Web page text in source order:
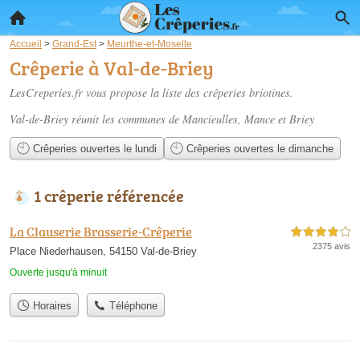
Accueil > Grand-Est > Meurthe-et-Moselle
Crêperie à Val-de-Briey
LesCreperies.fr vous propose la liste des crêperies briotines.
Val-de-Briey réunit les communes de Mancieulles, Mance et Briey
Crêperies ouvertes le lundi Crêperies ouvertes le dimanche
1 crêperie référencée
La Clauserie Brasserie-Crêperie
Place Niederhausen, 54150 Val-de-Briey
Ouverte jusqu'à minuit
4,0 étoiles sur 5
2375 avis
Horaires Téléphone